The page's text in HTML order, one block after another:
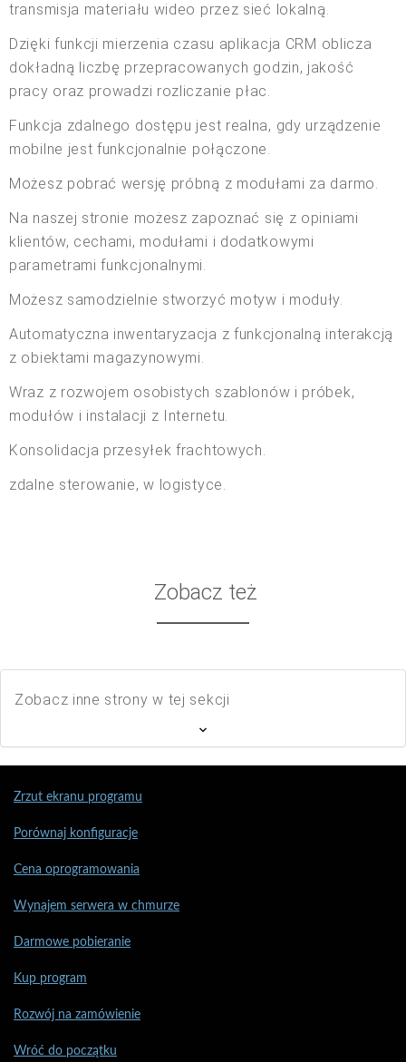
transmisja materiału wideo przez sieć lokalną.
Dzięki funkcji mierzenia czasu aplikacja CRM oblicza
dokładną liczbę przepracowanych godzin, jakość
pracy oraz prowadzi rozliczanie płac.
Funkcja zdalnego dostępu jest realna, gdy urządzenie
mobilne jest funkcjonalnie połączone.
Możesz pobrać wersję próbną z modułami za darmo.
Na naszej stronie możesz zapoznać się z opiniami
klientów, cechami, modułami i dodatkowymi
parametrami funkcjonalnymi.
Możesz samodzielnie stworzyć motyw i moduły.
Automatyczna inwentaryzacja z funkcjonalną interakcją
z obiektami magazynowymi.
Wraz z rozwojem osobistych szablonów i próbek,
modułów i instalacji z Internetu.
Konsolidacja przesyłek frachtowych.
zdalne sterowanie, w logistyce.
Zobacz też
Zobacz inne strony w tej sekcji
Zrzut ekranu programu
Porównaj konfiguracje
Cena oprogramowania
Wynajem serwera w chmurze
Darmowe pobieranie
Kup program
Rozwój na zamówienie
Wróć do początku